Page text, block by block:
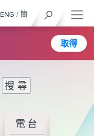
取得
ENG / 簡
電台